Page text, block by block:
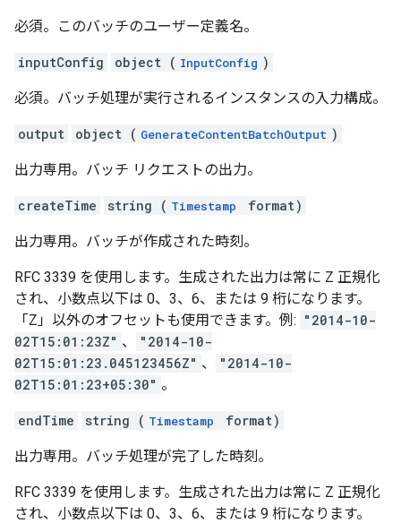
必須。このバッチのユーザー定義名。
inputConfig object ( InputConfig )
必須。バッチ処理が実行されるインスタンスの入力構成。
output object ( GenerateContentBatchOutput )
出力専用。バッチ リクエストの出力。
createTime string ( Timestamp format)
出力専用。バッチが作成された時刻。
RFC 3339 を使用します。生成された出力は常に Z 正規化
され、小数点以下は 0、3、6、または 9 桁になります。
「Z」以外のオフセットも使用できます。例: "2014-10-
02T15:01:23Z" 、
"2014-10-
02T15:01:23.045123456Z" 、
"2014-10-
02T15:01:23+05:30" 。
endTime string ( Timestamp format)
出力専用。バッチ処理が完了した時刻。
RFC 3339 を使用します。生成された出力は常に Z 正規化
され、小数点以下は 0、3、6、または 9 桁になります。